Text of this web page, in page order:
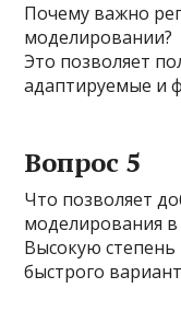
Почему важно
моделировании?
Это позволяет
адаптируемые и
Вопрос 5
Что позволяет
моделирования в
Высокую степень
быстрого